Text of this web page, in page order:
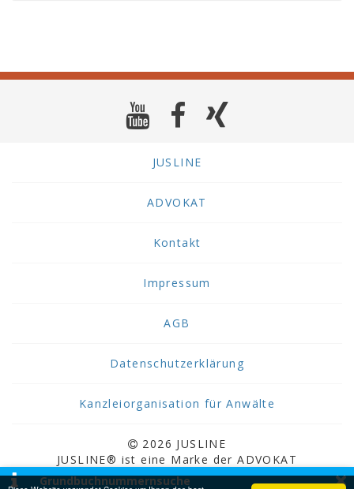
JUSLINE
ADVOKAT
Kontakt
Impressum
AGB
Datenschutzerklärung
Kanzleiorganisation für Anwälte
2026 JUSLINE
JUSLINE® ist eine Marke der ADVOKAT
Unternehmensberatung Greiter & Greiter GmbH.
×
Grundbuchnummernsuche